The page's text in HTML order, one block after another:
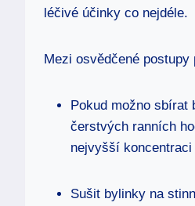
léčivé účinky co nejdéle.
Mezi osvědčené postupy
Pokud možno sbírat
čerstvých ranních
nejvyšší
Sušit bylinky na